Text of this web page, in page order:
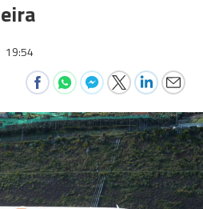
19:54